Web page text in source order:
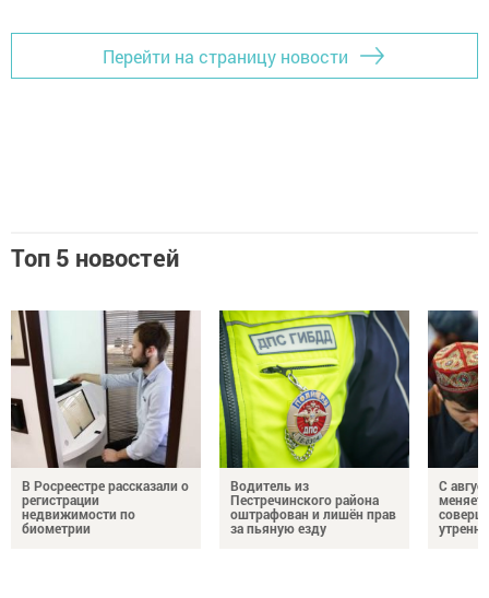
Перейти на страницу новости
Топ 5 новостей
В Росреестре рассказали о
регистрации
недвижимости по
биометрии
Водитель из
Пестречинского района
оштрафован и лишён прав
за пьяную езду
С